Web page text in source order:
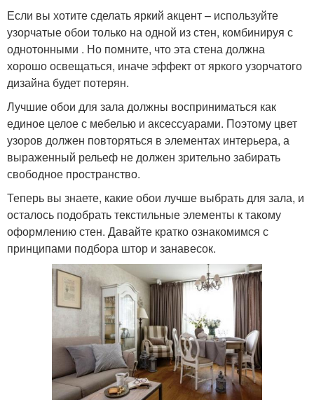
Если вы хотите сделать яркий акцент – используйте
узорчатые обои только на одной из стен, комбинируя с
однотонными . Но помните, что эта стена должна
хорошо освещаться, иначе эффект от яркого узорчатого
дизайна будет потерян.
Лучшие обои для зала должны восприниматься как
единое целое с мебелью и аксессуарами. Поэтому цвет
узоров должен повторяться в элементах интерьера, а
выраженный рельеф не должен зрительно забирать
свободное пространство.
Теперь вы знаете, какие обои лучше выбрать для зала, и
осталось подобрать текстильные элементы к такому
оформлению стен. Давайте кратко ознакомимся с
принципами подбора штор и занавесок.